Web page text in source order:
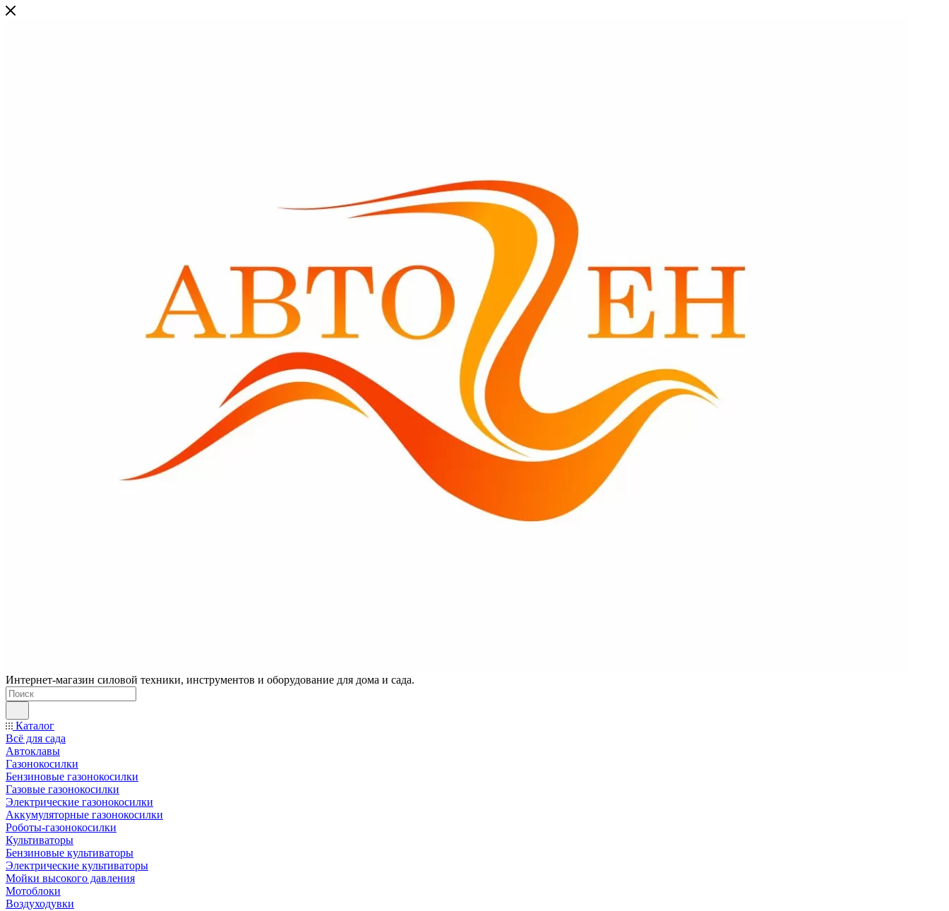
Интернет-магазин силовой техники, инструментов и оборудование для дома и сада.
Каталог
Всё для сада
Автоклавы
Газонокосилки
Бензиновые газонокосилки
Газовые газонокосилки
Электрические газонокосилки
Аккумуляторные газонокосилки
Роботы-газонокосилки
Культиваторы
Бензиновые культиваторы
Электрические культиваторы
Мойки высокого давления
Мотоблоки
Воздуходувки